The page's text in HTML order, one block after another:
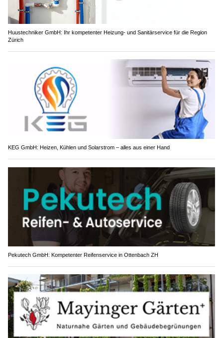
Huustechniker GmbH: Ihr kompetenter Heizung- und Sanitärservice für die Region
Zürich
KEG GmbH: Heizen, Kühlen und Solarstrom – alles aus einer Hand
Pekutech GmbH: Kompetenter Reifenservice in Ottenbach ZH